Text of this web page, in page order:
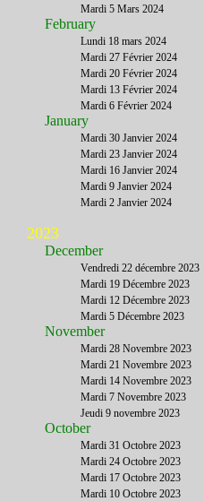
Mardi 5 Mars 2024
February
Lundi 18 mars 2024
Mardi 27 Février 2024
Mardi 20 Février 2024
Mardi 13 Février 2024
Mardi 6 Février 2024
January
Mardi 30 Janvier 2024
Mardi 23 Janvier 2024
Mardi 16 Janvier 2024
Mardi 9 Janvier 2024
Mardi 2 Janvier 2024
2023
December
Vendredi 22 décembre 2023
Mardi 19 Décembre 2023
Mardi 12 Décembre 2023
Mardi 5 Décembre 2023
November
Mardi 28 Novembre 2023
Mardi 21 Novembre 2023
Mardi 14 Novembre 2023
Mardi 7 Novembre 2023
Jeudi 9 novembre 2023
October
Mardi 31 Octobre 2023
Mardi 24 Octobre 2023
Mardi 17 Octobre 2023
Mardi 10 Octobre 2023